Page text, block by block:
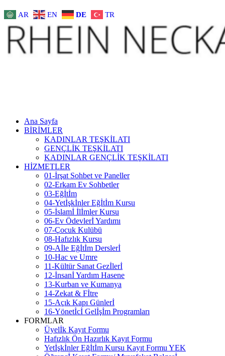
AR EN DE TR
Ana Sayfa
BİRİMLER
KADINLAR TEŞKİLATI
GENÇLİK TEŞKİLATI
KADINLAR GENÇLİK TEŞKİLATI
HİZMETLER
01-İrşat Sohbet ve Paneller
02-Erkam Ev Sohbetler
03-Eğİtİm
04-Yetİşkİnler Eğİtİm Kursu
05-İslamİ İlİmler Kursu
06-Ev Ödevlerİ Yardımı
07-Çocuk Kulübü
08-Hafızlık Kursu
09-Aİle Eğİtİm Derslerİ
10-Hac ve Umre
11-Kültür Sanat Gezİlerİ
12-İnsanİ Yardım Hasene
13-Kurban ve Kumanya
14-Zekat & Fİtre
15-Açık Kapı Günlerİ
16-Yönetİcİ Gelİşİm Programları
FORMLAR
Üyelİk Kayıt Formu
Hafızlık Ön Hazırlık Kayıt Formu
Yetİşkİnler Eğİtİm Kursu Kayıt Formu YEK